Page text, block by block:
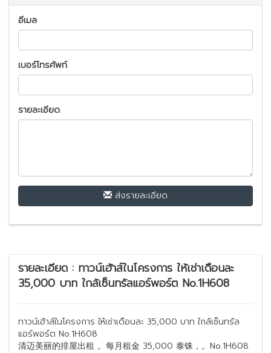
อีเมล
เบอร์โทรศัพท์
รายละเอียด
ส่งรายละเอียด
รายละเอียด : ทาวน์เฮ้าส์ในโครงการ ให้เช่าเดือนละ
35,000 บาท ใกล้เซ็นทรัลแอร์พอร์ต No.1H608
ทาวน์เฮ้าส์ในโครงการ ให้เช่าเดือนละ 35,000 บาท ใกล้เซ็นทรัล
แอร์พอร์ต No.1H608
清迈美丽的排屋出租 。每月租金 35,000 泰铢，。No.1H608